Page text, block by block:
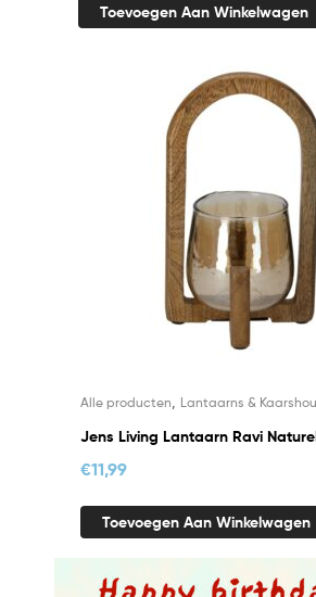
Toevoegen Aan Winkelwagen
Alle producten Lantaarns &
Jens Living Lantaarn Ravi
€11,99
Toevoegen Aan Winkelwagen